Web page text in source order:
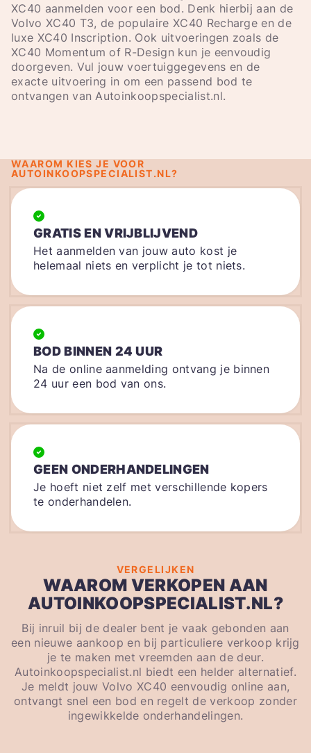
XC40 aanmelden voor een bod. Denk hierbij aan de
Volvo XC40 T3, de populaire XC40 Recharge en de
luxe XC40 Inscription. Ook uitvoeringen zoals de
XC40 Momentum of R-Design kun je eenvoudig
doorgeven. Vul jouw voertuiggegevens en de
exacte uitvoering in om een passend bod te
ontvangen van Autoinkoopspecialist.nl.
WAAROM KIES JE VOOR
AUTOINKOOPSPECIALIST.NL?
GRATIS EN VRIJBLIJVEND
Het aanmelden van jouw auto kost je
helemaal niets en verplicht je tot niets.
BOD BINNEN 24 UUR
Na de online aanmelding ontvang je binnen
24 uur een bod van ons.
GEEN ONDERHANDELINGEN
Je hoeft niet zelf met verschillende kopers
te onderhandelen.
VERGELIJKEN
WAAROM VERKOPEN AAN
AUTOINKOOPSPECIALIST.NL?
Bij inruil bij de dealer bent je vaak gebonden aan
een nieuwe aankoop en bij particuliere verkoop krijg
je te maken met vreemden aan de deur.
Autoinkoopspecialist.nl biedt een helder alternatief.
Je meldt jouw Volvo XC40 eenvoudig online aan,
ontvangt snel een bod en regelt de verkoop zonder
ingewikkelde onderhandelingen.